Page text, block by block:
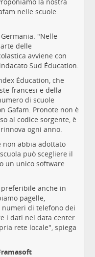
nelle scuole.
"Nelle
delle
avviene con
Sud Éducation.
Éducation, che
francesi e della
di scuole
Gafam. Pronote non è
al codice sorgente, è
ogni anno.
non abbia adottato
può scegliere il
un unico software
anche in
pagelle,
numeri di telefono dei
i dati nel data center
rete locale", spiega